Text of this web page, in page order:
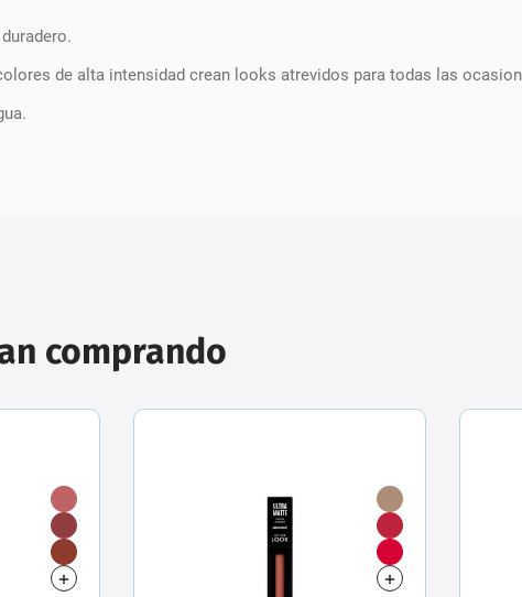
de alta intensidad crean looks atrevidos para todas las
comprando